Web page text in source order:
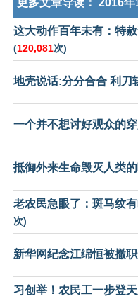
更多文章导读： 2016年
这大动作百年未有：特
(120,081次)
地壳说话:分分合合 利刀
一个并不想讨好观众的
抵御外来生命毁灭人类
老农民急眼了：斑马纹
次)
新华网纪念江绵恒被撤
习创举！农民工一步登